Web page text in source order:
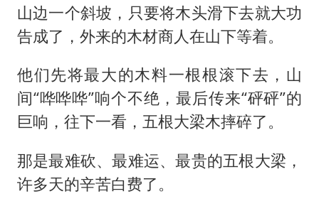
山边一个斜坡，只要将木头滑下去就大功
告成了，外来的木材商人在山下等着。
他们先将最大的木料一根根滚下去，山
间“哗哗哗”响个不绝，最后传来“砰砰”的
巨响，往下一看，五根大梁木摔碎了。
那是最难砍、最难运、最贵的五根大梁，
许多天的辛苦白费了。